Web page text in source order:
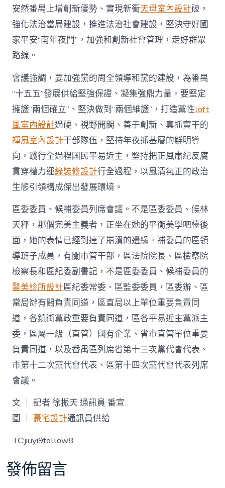
安然番禺上增創新優勢、實現新衝天母室內設計破，
強化法治當局建設，推進法治社會建設，堅決守好國
家平安“南年夜門”，加強和創新社會管理，走好群眾
路線。
會議強調，要加強黨的周全領導和黨的建設，為番禺
“十五五”發展供給堅強保證、凝集強鼎力量。要堅定
擁護“兩個確立”、堅決做到“兩個維護”，打造黨性loft
風室內設計過硬、視野開闊、善于創新、真抓實干的
禪風室內設計干部隊伍，堅持年夜抓基層的鮮明導
向，踐行全過程國民平易近主，堅持把正風肅紀反腐
貫穿權力運綠裝修設計行全過程，以風清氣正的政治
生態引領構成傑出發展環境。
區委委員、候補委員列席會議。不是區委委員、候林
天秤，那個完美主義者，正坐在她的平衡美學吧檯後
面，她的表情已經到達了崩潰的邊緣。補委員的區領
導班子成員，有關市管干部，區法院院長、區檢察院
檢察長和區紀委副書記，不是區委委員、候補委員的
醫美診所設計區紀委常委、區監委委員，區委辦、區
當局辦有關負責同道，區直局以上單位重要負責同
道，各鎮街黨政重要負責同道，區各平易近主黨派主
委，區屬一級（直管）國有企業、省市直管單位重要
負責同道，以及番禺區列席省第十三次黨代會代表、
市第十二次黨代會代表、區第十四次黨代會代表列席
會議。
文 ｜ 記者 徐振天 通訊員 番宣
圖 ｜ 豪宅設計通訊員供給
TC:jiuyi9follow8
發佈留言